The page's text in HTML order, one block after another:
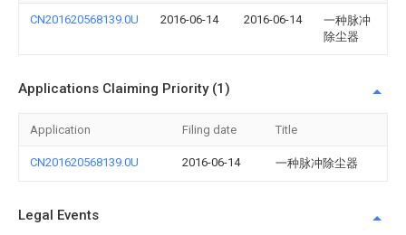
CN201620568139.0U 2016-06-14 2016-06-14
一种脉冲
除尘器
Applications Claiming Priority (1)
Application Filing date Title
CN201620568139.0U 2016-06-14 一种脉冲除尘器
Legal Events